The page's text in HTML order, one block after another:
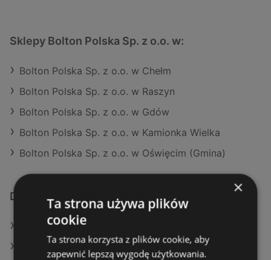
Sklepy Bolton Polska Sp. z o.o. w:
Bolton Polska Sp. z o.o. w Chełm
Bolton Polska Sp. z o.o. w Raszyn
Bolton Polska Sp. z o.o. w Gdów
Bolton Polska Sp. z o.o. w Kamionka Wielka
Bolton Polska Sp. z o.o. w Oświęcim (Gmina)
Dodatkowe łącza
Oferty Leroy Merlin
Oferty OBI
×
Ta strona używa plików
cookie
Ta strona korzysta z plików cookie, aby
zapewnić lepszą wygodę użytkowania.